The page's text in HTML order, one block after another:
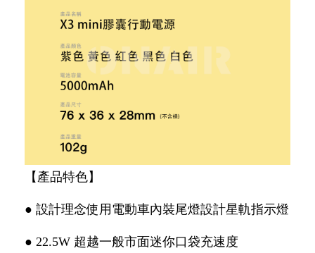
【產品特色】
● 設計理念使用電動車內裝尾燈設計星軌指示燈
● 22.5W 超越一般市面迷你口袋充速度